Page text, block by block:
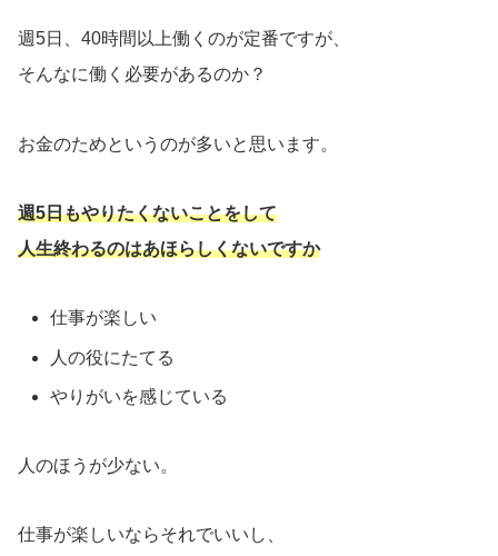
週5日、40時間以上働くのが定番ですが、
そんなに働く必要があるのか？
お金のためというのが多いと思います。
週5日もやりたくないことをして
人生終わるのはあほらしくないですか
仕事が楽しい
人の役にたてる
やりがいを感じている
人のほうが少ない。
仕事が楽しいならそれでいいし、